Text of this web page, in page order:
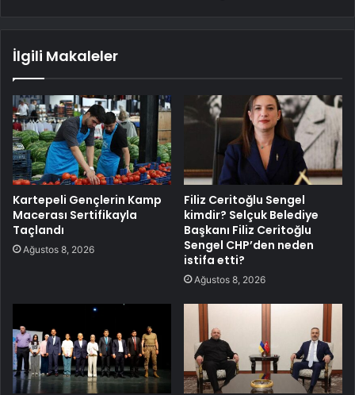
İlgili Makaleler
Kartepeli Gençlerin Kamp
Macerası Sertifikayla
Taçlandı
Ağustos 8, 2026
Filiz Ceritoğlu Sengel
kimdir? Selçuk Belediye
Başkanı Filiz Ceritoğlu
Sengel CHP’den neden
istifa etti?
Ağustos 8, 2026